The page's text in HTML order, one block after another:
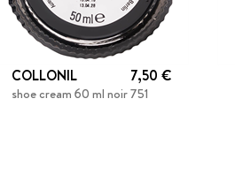
COLLONIL 7,50 €
shoe cream 60 ml noir 751